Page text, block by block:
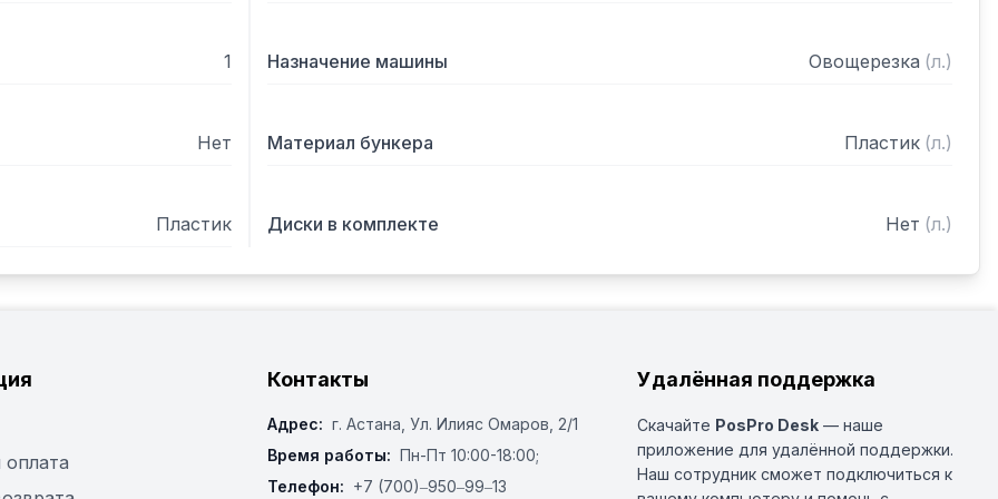
1 Назначение машины Овощерезка (л.)
Нет Материал бункера Пластик (л.)
Пластик Диски в комплекте Нет (л.)
Контакты
Адрес: г. Астана, ​Ул. Илияс Омаров, 2/1
Время работы: Пн-Пт 10:00-18:00;
Телефон: +7 (700)‒950‒99‒13
Удалённая поддержка
Скачайте PosPro Desk — наше
приложение для удалённой поддержки.
Наш сотрудник сможет подключиться к